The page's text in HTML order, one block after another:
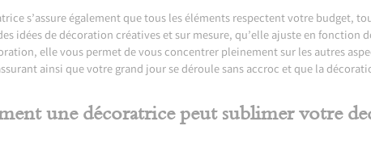
s’assure également que tous les éléments respectent votre
idées de décoration créatives et sur mesure, qu’elle ajuste en
elle vous permet de vous concentrer pleinement sur les autres
ainsi que votre grand jour se déroule sans accroc et que la
une décoratrice peut sublimer votre